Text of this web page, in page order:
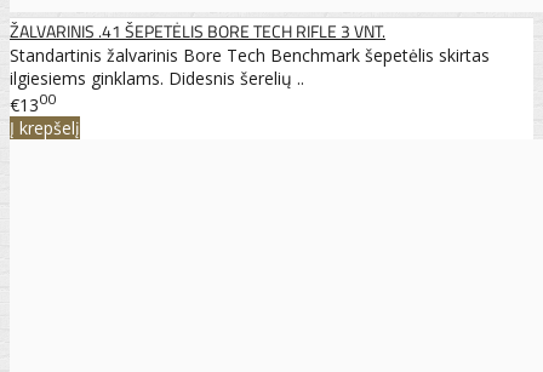
ŽALVARINIS .41 ŠEPETĖLIS BORE TECH RIFLE 3 VNT.
Standartinis žalvarinis Bore Tech Benchmark šepetėlis skirtas
ilgiesiems ginklams. Didesnis šerelių ..
€1300
Į krepšelį